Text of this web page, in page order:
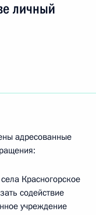
личный
адресованные
Красногорское
содействие
учреждение